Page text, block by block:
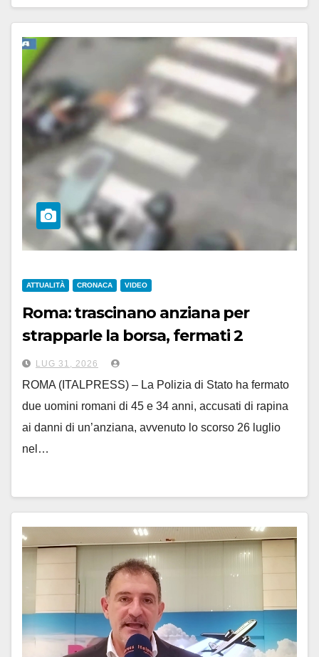
ATTUALITÀ CRONACA VIDEO
Roma: trascinano anziana per
strapparle la borsa, fermati 2
romani
LUG 31, 2026
ROMA (ITALPRESS) – La Polizia di Stato ha fermato
due uomini romani di 45 e 34 anni, accusati di rapina
ai danni di un’anziana, avvenuto lo scorso 26 luglio
nel…